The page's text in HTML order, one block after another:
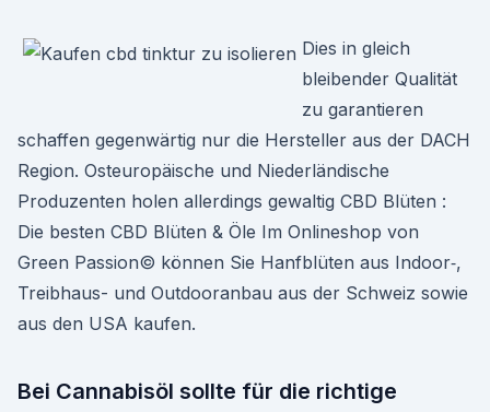
Dies in gleich
bleibender Qualität
zu garantieren
schaffen gegenwärtig nur die Hersteller aus der DACH
Region. Osteuropäische und Niederländische
Produzenten holen allerdings gewaltig CBD Blüten :
Die besten CBD Blüten & Öle Im Onli­neshop von
Green Pas­sion© kön­nen Sie Hanf­blüten aus Indoor‑,
Treib­haus- und Out­dooran­bau aus der Schweiz sowie
aus den USA kaufen.
Bei Cannabisöl sollte für die richtige